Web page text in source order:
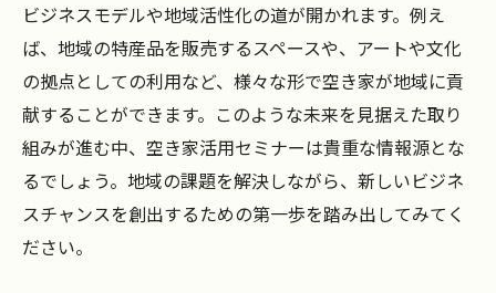
ビジネスモデルや地域活性化の道が開かれます。例え
ば、地域の特産品を販売するスペースや、アートや文化
の拠点としての利用など、様々な形で空き家が地域に貢
献することができます。このような未来を見据えた取り
組みが進む中、空き家活用セミナーは貴重な情報源とな
るでしょう。地域の課題を解決しながら、新しいビジネ
スチャンスを創出するための第一歩を踏み出してみてく
ださい。